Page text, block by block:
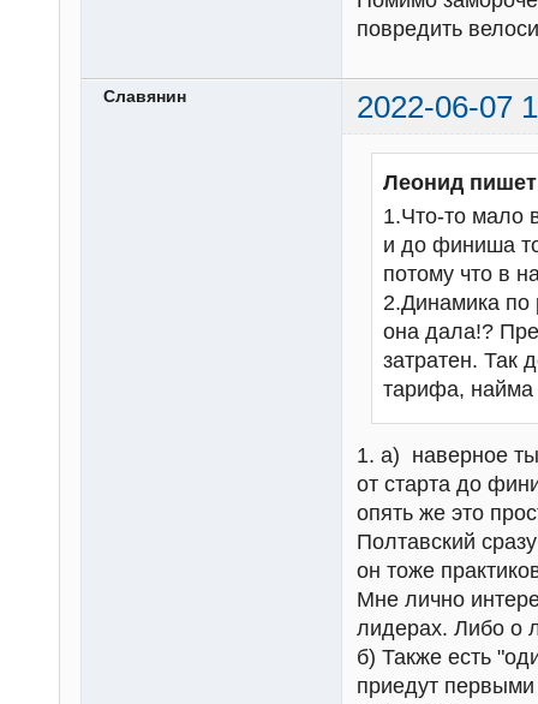
повредить
Славянин 2022-06-07
Леонид
1.Что-то мало
и до финиша
потому что в
2.Динамика по
она дала!?
затратен. Так
тарифа, найма
1. а) наверное ты
от старта до
опять же это
Полтавский
он тоже
Мне лично
лидерах. Либо о
б) Также есть
приедут